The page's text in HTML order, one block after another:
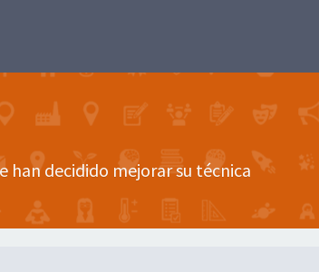
han decidido mejorar su técnica